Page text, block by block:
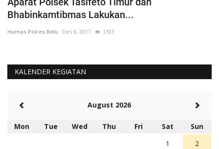
Bhabinkamtibmas Lakukan...
Humas Polres Belu Des 6, 2017 1303
KALENDER KEGIATAN
August 2026
Mon Tue Wed Thu Fri Sat
Sun
1
2